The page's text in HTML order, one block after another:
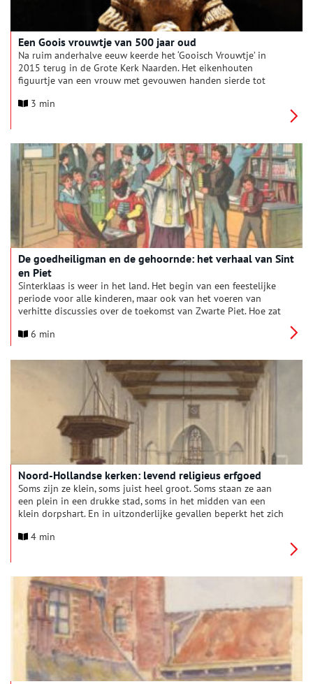
Een Goois vrouwtje van 500 jaar oud
Na ruim anderhalve eeuw keerde het ‘Gooisch Vrouwtje’ in
2015 terug in de Grote Kerk Naarden. Het eikenhouten
figuurtje van een vrouw met gevouwen handen sierde tot
precies en welke omzwervingen heeft ze meegemaakt?
3 min
De goedheiligman en de gehoornde: het verhaal van Sint
en Piet
Sinterklaas is weer in het land. Het begin van een feestelijke
periode voor alle kinderen, maar ook van het voeren van
verhitte discussies over de toekomst van Zwarte Piet. Hoe zat
waarom zien ze er zo uit? Oneindig Noord-Holland werpt licht
6 min
Noord-Hollandse kerken: levend religieus erfgoed
Soms zijn ze klein, soms juist heel groot. Soms staan ze aan
een plein in een drukke stad, soms in het midden van een
klein dorpshart. En in uitzonderlijke gevallen beperkt het zich
4 min